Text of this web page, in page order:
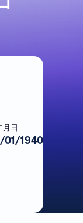
月日
01/1940